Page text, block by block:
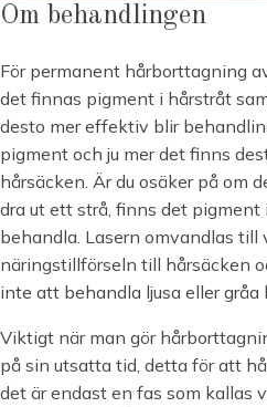
Om behandlingen
För permanent hårborttagning
det finnas pigment i hårstråt
desto mer effektiv blir
pigment och ju mer det finns
hårsäcken. Är du osäker på om
dra ut ett strå, finns det
behandla. Lasern omvandlas till
näringstillförseln till hårsäcken
inte att behandla ljusa eller gråa
Viktigt när man gör
på sin utsatta tid, detta för att
det är endast en fas som kallas